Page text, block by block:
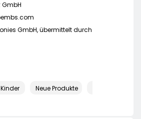
GmbH, übermittelt durch
Kinder
Neue Produkte